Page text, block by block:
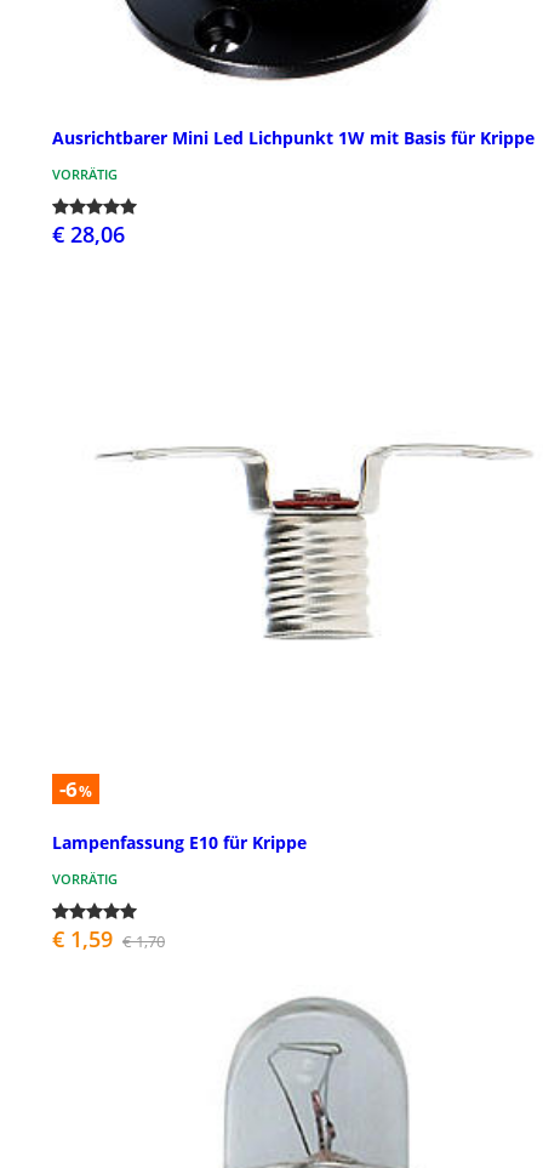
Ausrichtbarer Mini Led Lichpunkt 1W mit Basis für Krippe
VORRÄTIG
€ 28,06
-6%
Lampenfassung E10 für Krippe
VORRÄTIG
€ 1,59 € 1,70